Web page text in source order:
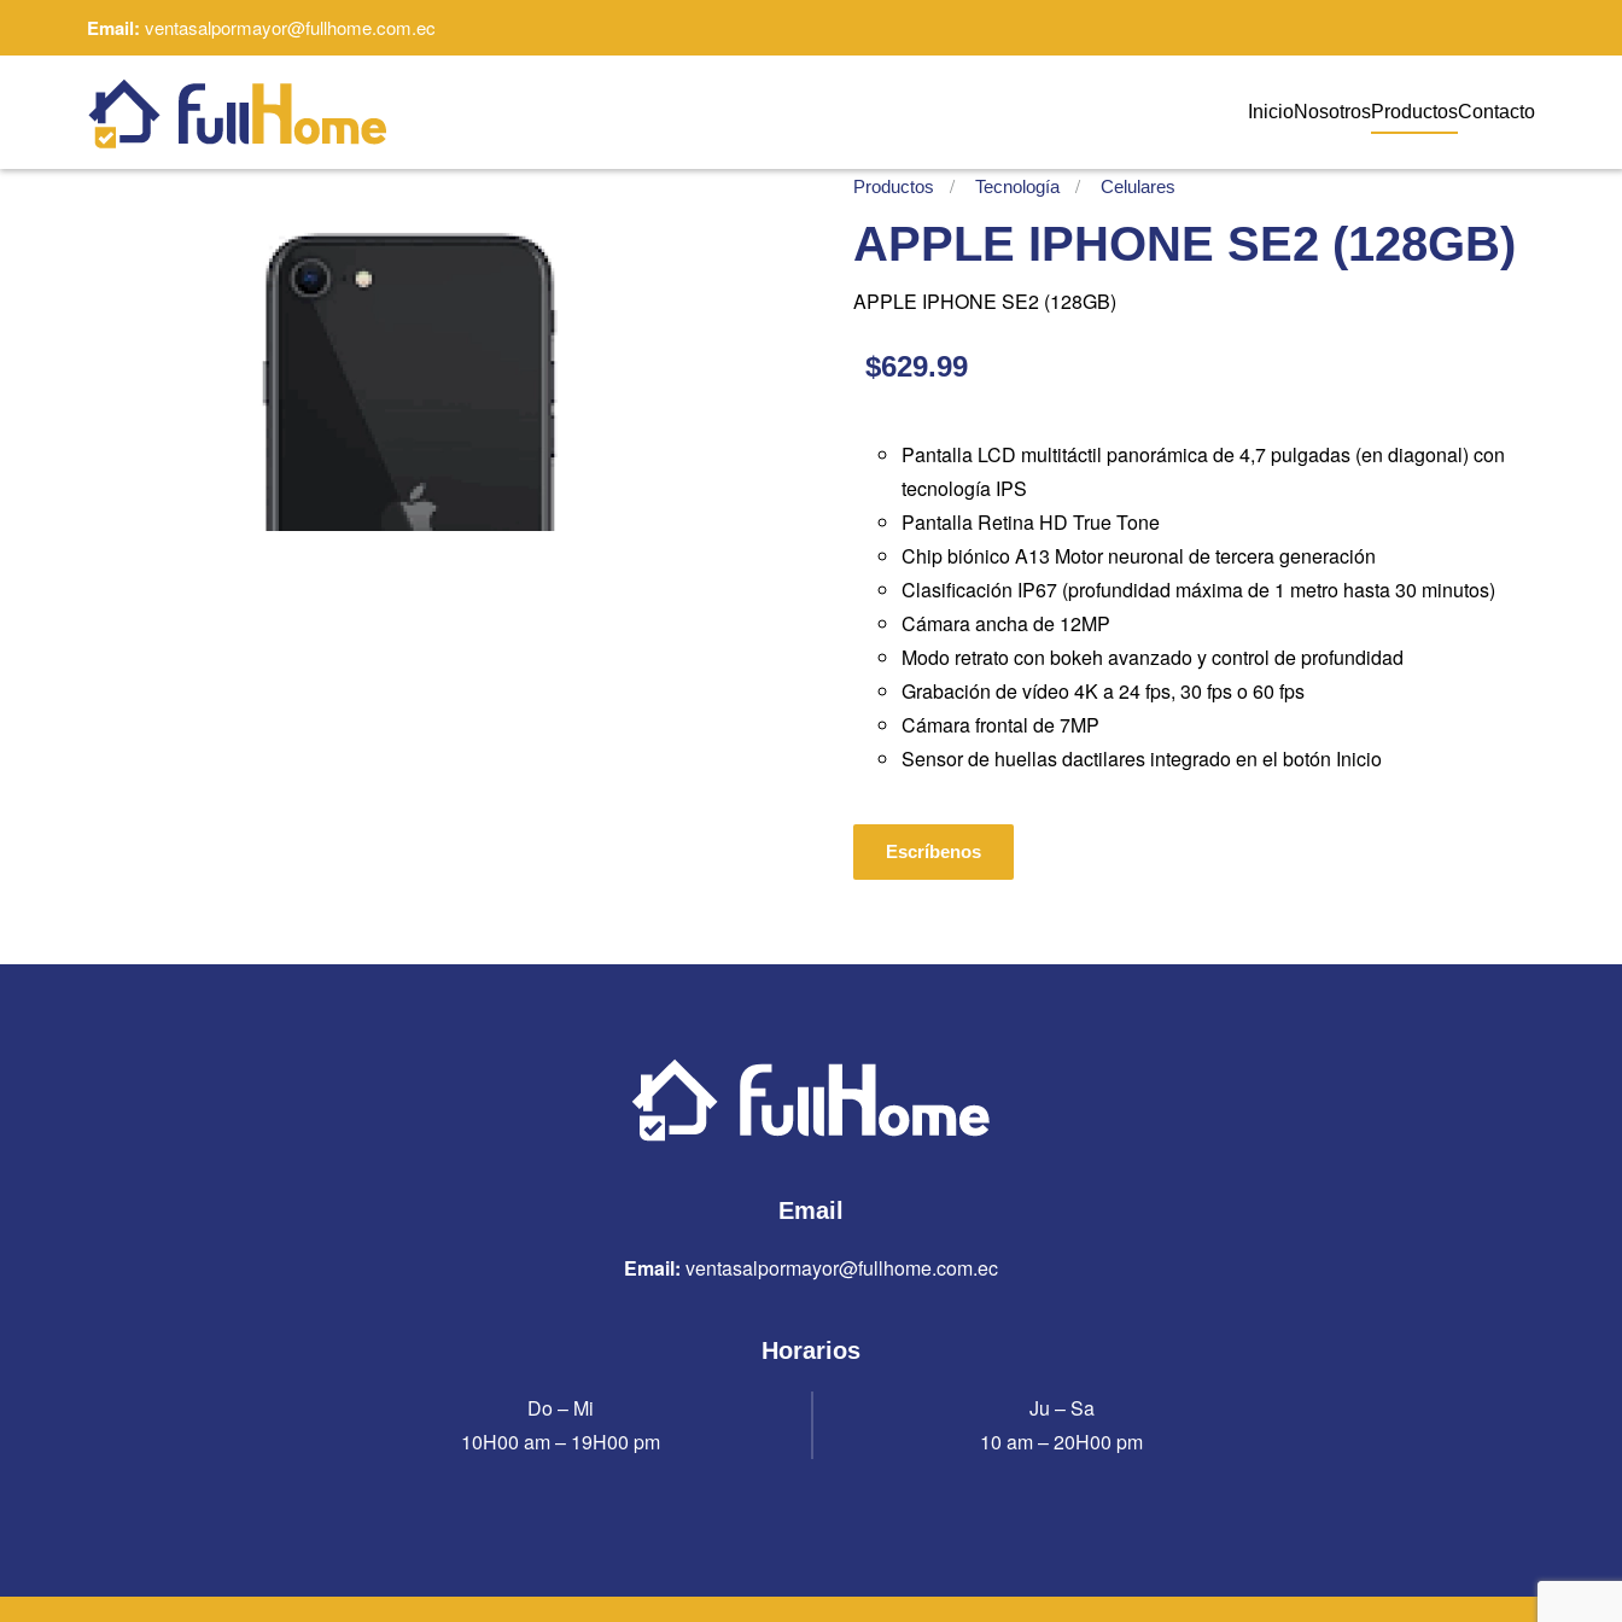
Email: ventasalpormayor@fullhome.com.ec
InicioNosotrosProductosContacto
Productos Tecnología Celulares
APPLE IPHONE SE2 (128GB)
APPLE IPHONE SE2 (128GB)
$629.99
Pantalla LCD multitáctil panorámica de 4,7 pulgadas (en diagonal) con
tecnología IPS
Pantalla Retina HD True Tone
Chip biónico A13 Motor neuronal de tercera generación
Clasificación IP67 (profundidad máxima de 1 metro hasta 30 minutos)
Cámara ancha de 12MP
Modo retrato con bokeh avanzado y control de profundidad
Grabación de vídeo 4K a 24 fps, 30 fps o 60 fps
Cámara frontal de 7MP
Sensor de huellas dactilares integrado en el botón Inicio
Escríbenos
Email
Email: ventasalpormayor@fullhome.com.ec
Horarios
Do – Mi
10H00 am – 19H00 pm
Ju – Sa
10 am – 20H00 pm